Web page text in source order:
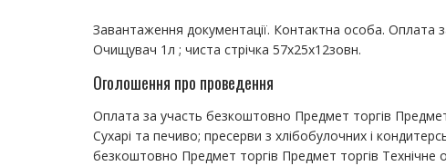
Завантаження документації. Контактна особа. Оплата
Очищувач 1л ; чиста стрічка 57х25х12зовн.
Оголошення про проведення
Оплата за участь безкоштовно Предмет торгів Предмет
Сухарі та печиво; пресерви з хлібобулочних і
безкоштовно Предмет торгів Предмет торгів Технічне